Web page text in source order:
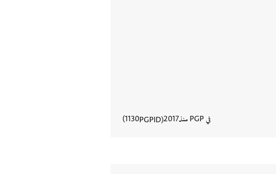
في PGP منذ 2017
PGPID
1130